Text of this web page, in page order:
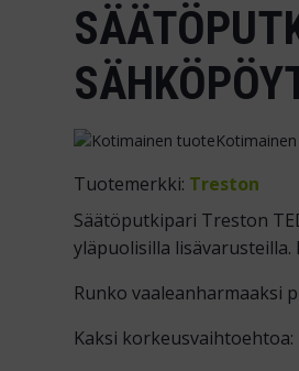
Tuotemerkki: Treston
Säätöputkipari Treston
yläpuolisilla
Runko vaaleanharmaaksi
Kaksi korkeusvaihtoehtoa: